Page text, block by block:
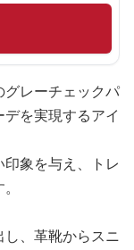
レーチェックパ
を実現するアイ
象を与え、トレ
、革靴からスニ